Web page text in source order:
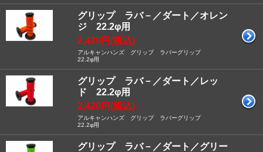
グリップ ラバ－／ダート／オレン
ジ 22.2φ用
2,420円(税込)
アルキャンハンズ グリップ ラバーグリップ
22.2φ用
グリップ ラバ－／ダート／レッ
ド 22.2φ用
2,420円(税込)
アルキャンハンズ グリップ ラバーグリップ
22.2φ用
グリップ ラバ－／ダート／グリー